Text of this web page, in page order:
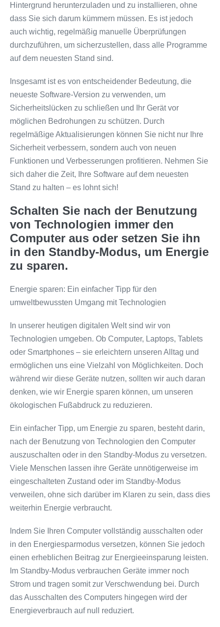
Hintergrund herunterzuladen und zu installieren, ohne
dass Sie sich darum kümmern müssen. Es ist jedoch
auch wichtig, regelmäßig manuelle Überprüfungen
durchzuführen, um sicherzustellen, dass alle Programme
auf dem neuesten Stand sind.
Insgesamt ist es von entscheidender Bedeutung, die
neueste Software-Version zu verwenden, um
Sicherheitslücken zu schließen und Ihr Gerät vor
möglichen Bedrohungen zu schützen. Durch
regelmäßige Aktualisierungen können Sie nicht nur Ihre
Sicherheit verbessern, sondern auch von neuen
Funktionen und Verbesserungen profitieren. Nehmen Sie
sich daher die Zeit, Ihre Software auf dem neuesten
Stand zu halten – es lohnt sich!
Schalten Sie nach der Benutzung
von Technologien immer den
Computer aus oder setzen Sie ihn
in den Standby-Modus, um Energie
zu sparen.
Energie sparen: Ein einfacher Tipp für den
umweltbewussten Umgang mit Technologien
In unserer heutigen digitalen Welt sind wir von
Technologien umgeben. Ob Computer, Laptops, Tablets
oder Smartphones – sie erleichtern unseren Alltag und
ermöglichen uns eine Vielzahl von Möglichkeiten. Doch
während wir diese Geräte nutzen, sollten wir auch daran
denken, wie wir Energie sparen können, um unseren
ökologischen Fußabdruck zu reduzieren.
Ein einfacher Tipp, um Energie zu sparen, besteht darin,
nach der Benutzung von Technologien den Computer
auszuschalten oder in den Standby-Modus zu versetzen.
Viele Menschen lassen ihre Geräte unnötigerweise im
eingeschalteten Zustand oder im Standby-Modus
verweilen, ohne sich darüber im Klaren zu sein, dass dies
weiterhin Energie verbraucht.
Indem Sie Ihren Computer vollständig ausschalten oder
in den Energiesparmodus versetzen, können Sie jedoch
einen erheblichen Beitrag zur Energieeinsparung leisten.
Im Standby-Modus verbrauchen Geräte immer noch
Strom und tragen somit zur Verschwendung bei. Durch
das Ausschalten des Computers hingegen wird der
Energieverbrauch auf null reduziert.